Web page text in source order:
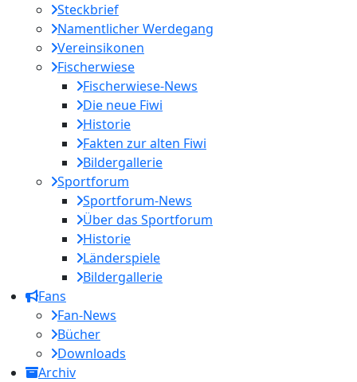
Steckbrief
Namentlicher Werdegang
Vereinsikonen
Fischerwiese
Fischerwiese-News
Die neue Fiwi
Historie
Fakten zur alten Fiwi
Bildergallerie
Sportforum
Sportforum-News
Über das Sportforum
Historie
Länderspiele
Bildergallerie
Fans
Fan-News
Bücher
Downloads
Archiv